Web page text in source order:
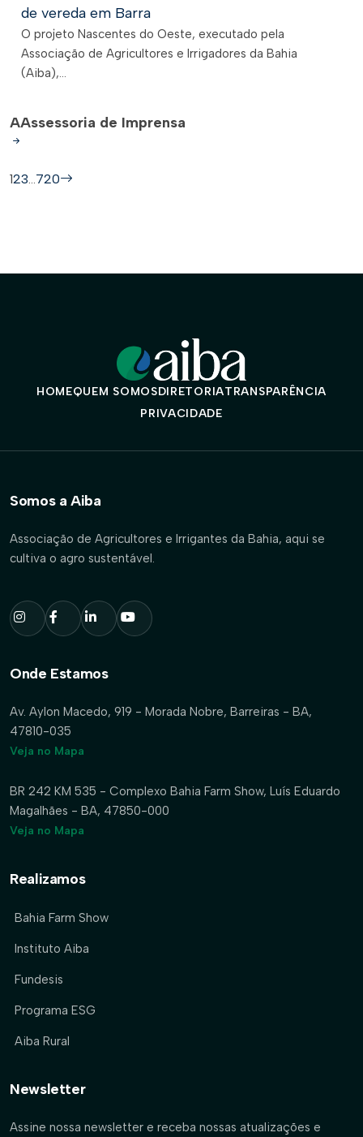
de vereda em Barra
O projeto Nascentes do Oeste, executado pela
Associação de Agricultores e Irrigadores da Bahia
(Aiba),...
AAssessoria de Imprensa
123…720
HOMEQUEM SOMOSDIRETORIATRANSPARÊNCIA
PRIVACIDADE
Somos a Aiba
Associação de Agricultores e Irrigantes da Bahia, aqui se
cultiva o agro sustentável.
Onde Estamos
Av. Aylon Macedo, 919 - Morada Nobre, Barreiras - BA,
47810-035
Veja no Mapa
BR 242 KM 535 - Complexo Bahia Farm Show, Luís Eduardo
Magalhães - BA, 47850-000
Veja no Mapa
Realizamos
Bahia Farm Show
Instituto Aiba
Fundesis
Programa ESG
Aiba Rural
Newsletter
Assine nossa newsletter e receba nossas atualizações e